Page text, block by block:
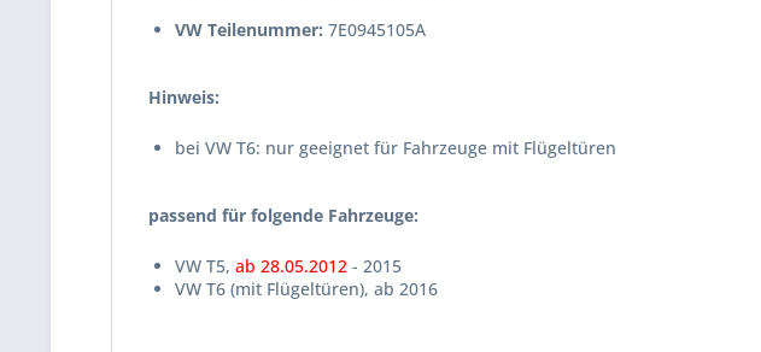
VW Teilenummer: 7E0945105A
Hinweis:
bei VW T6: nur geeignet für Fahrzeuge mit Flügeltüren
passend für folgende Fahrzeuge:
VW T5, ab 28.05.2012 - 2015
VW T6 (mit Flügeltüren), ab 2016